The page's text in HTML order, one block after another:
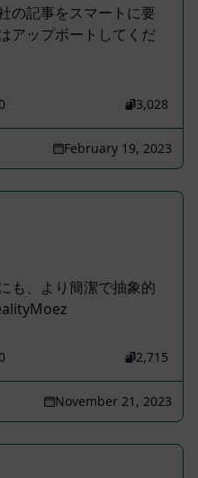
の記事をスマートに要
アップボートしてくだ
0 3,028
February 19, 2023
も、より簡潔で抽象的
0 2,715
November 21, 2023